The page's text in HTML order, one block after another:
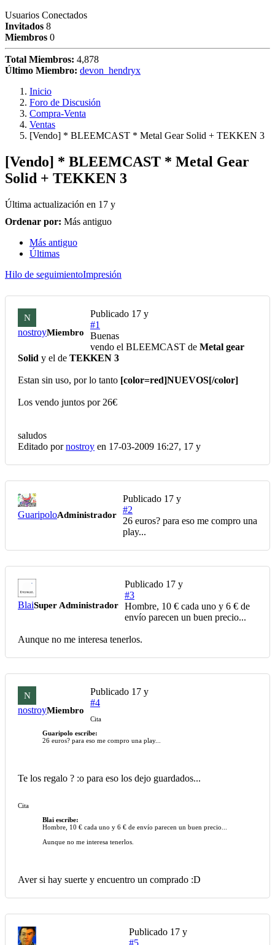
Usuarios Conectados
Invitados 8
Miembros 0
Total Miembros: 4,878
Último Miembro: devon_hendryx
Inicio
Foro de Discusión
Compra-Venta
Ventas
[Vendo] * BLEEMCAST * Metal Gear Solid + TEKKEN 3
[Vendo] * BLEEMCAST * Metal Gear
Solid + TEKKEN 3
Última actualización en 17 y
Ordenar por: Más antiguo
Más antiguo
Últimas
Hilo de seguimientoImpresión
N
nostroyMiembro
Publicado 17 y
#1
Buenas
vendo el BLEEMCAST de Metal gear
Solid y el de TEKKEN 3
Estan sin uso, por lo tanto [color=red]NUEVOS[/color]
Los vendo juntos por 26€
saludos
Editado pornostroy en 17-03-2009 16:27, 17 y
GuaripoloAdministrador
Publicado 17 y
#2
26 euros? para eso me compro una
play...
BlaiSuper Administrador
Publicado 17 y
#3
Hombre, 10 € cada uno y 6 € de
envío parecen un buen precio...
Aunque no me interesa tenerlos.
N
nostroyMiembro
Publicado 17 y
#4
Cita
Guaripolo escribe:
26 euros? para eso me compro una play...
Te los regalo ? :o para eso los dejo guardados...
Cita
Blai escribe:
Hombre, 10 € cada uno y 6 € de envío parecen un buen precio...
Aunque no me interesa tenerlos.
Aver si hay suerte y encuentro un comprado :D
Publicado 17 y
#5